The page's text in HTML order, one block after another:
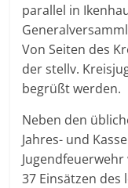
parallel in
Von Seiten des
der stellv.
begrüßt werden.
Neben den
Jahres- und
37 Einsätzen des